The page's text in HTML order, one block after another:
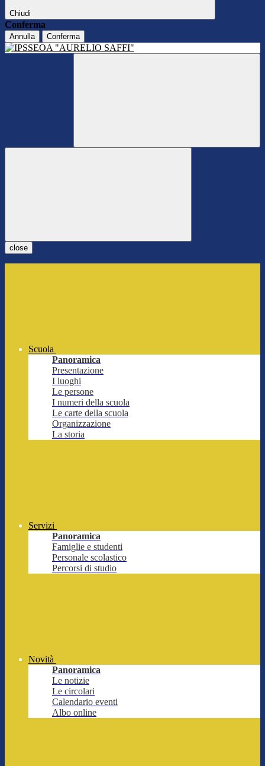
Chiudi
Conferma
Annulla Conferma
close
Scuola
Panoramica
Presentazione
I luoghi
Le persone
I numeri della scuola
Le carte della scuola
Organizzazione
La storia
Servizi
Panoramica
Famiglie e studenti
Personale scolastico
Percorsi di studio
Novità
Panoramica
Le notizie
Le circolari
Calendario eventi
Albo online